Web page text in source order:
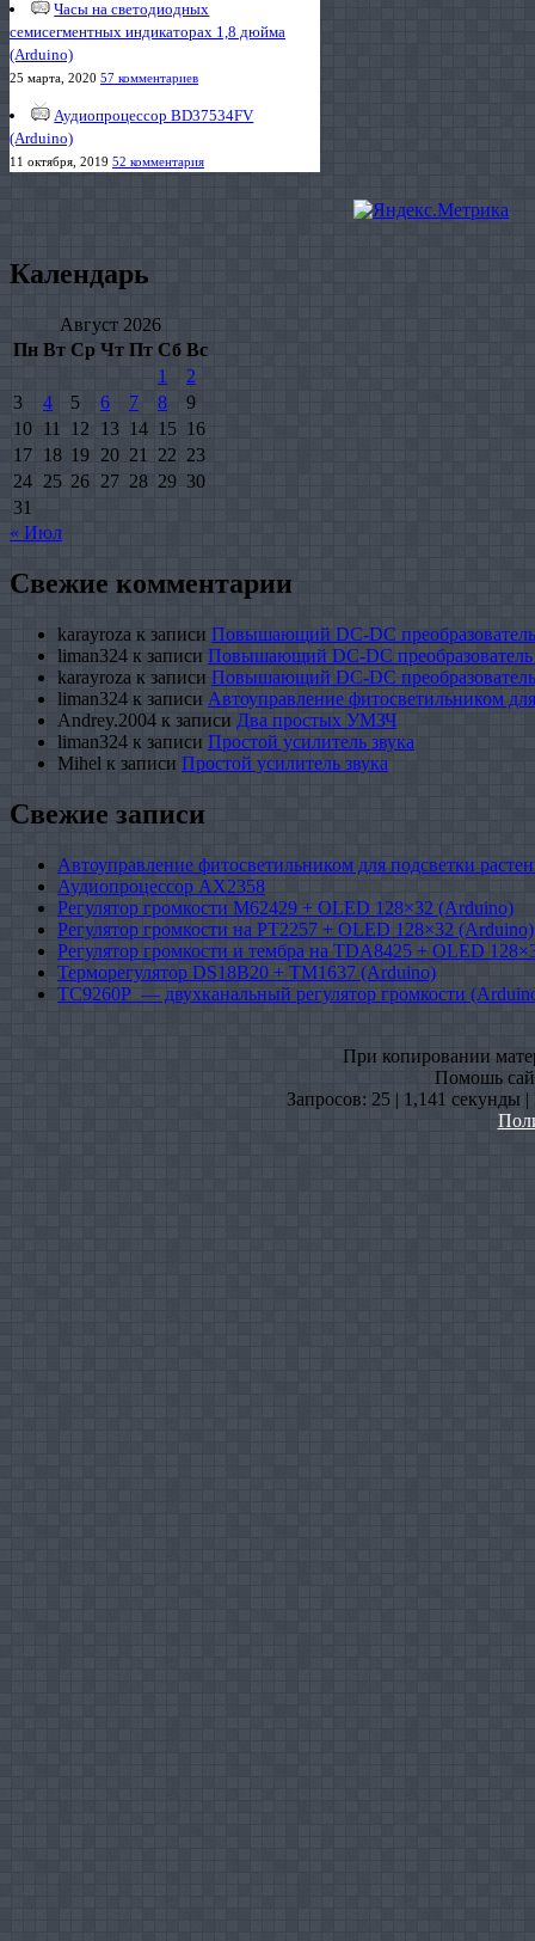
Часы на светодиодных
семисегментных индикаторах 1,8 дюйма
(Arduino)
25 марта, 2020 57 комментариев
Аудиопроцессор BD37534FV
(Arduino)
11 октября, 2019 52 комментария
Календарь
Август 2026
Пн Вт Ср Чт Пт Сб Вс
1
2
3
4 5 6 7 8
9
10 11 12 13 14 15 16
17 18 19 20 21 22 23
24 25 26 27 28 29 30
31
« Июл
Свежие комментарии
karayroza к записи Повышающий DC-DC
liman324 к записи Повышающий DC-DC
karayroza к записи Повышающий DC-DC
liman324 к записи Автоуправление фитосветильником
Andrey.2004 к записи Два простых УМЗЧ
liman324 к записи Простой усилитель звука
Mihel к записи Простой усилитель звука
Свежие записи
Автоуправление фитосветильником для подсветки
Аудиопроцессор AX2358
Регулятор громкости M62429 + OLED 128×32 (Arduino)
Регулятор громкости на PT2257 + OLED 128×32 (Arduino)
Регулятор громкости и тембра на TDA8425 + OLED
Терморегулятор DS18B20 + TM1637 (Arduino)
TC9260P — двухканальный регулятор громкости
При копировании
Помошь
Запросов: 25 | 1,141 секунды